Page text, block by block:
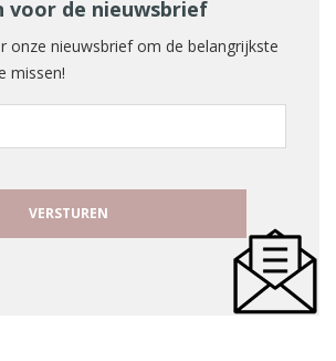
voor de nieuwsbrief
onze nieuwsbrief om de belangrijkste
missen!